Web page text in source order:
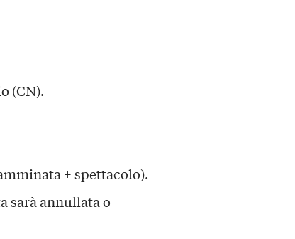
(CN).
+ spettacolo).
sarà annullata o